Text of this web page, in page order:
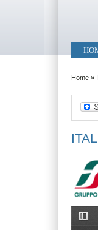
Menu
Tu sei qui
Home »